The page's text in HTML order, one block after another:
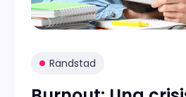
Randstad